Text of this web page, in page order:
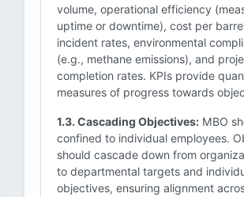
volume, operational efficiency
uptime or downtime), cost per
incident rates, environmental
(e.g., methane emissions), and
completion rates. KPIs provide
measures of progress towards
1.3. Cascading Objectives: MBO
confined to individual employees.
should cascade down from
to departmental targets and
objectives, ensuring alignment